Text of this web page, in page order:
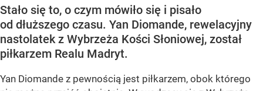
Stało się to, o czym mówiło się i pisało
od dłuższego czasu. Yan Diomande, rewelacyjny
nastolatek z Wybrzeża Kości Słoniowej, został
piłkarzem Realu Madryt.
Yan Diomande z pewnością jest piłkarzem, obok którego